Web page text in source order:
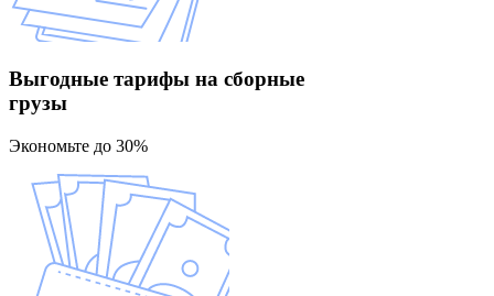
Выгодные тарифы на сборные
грузы
Экономьте до 30%